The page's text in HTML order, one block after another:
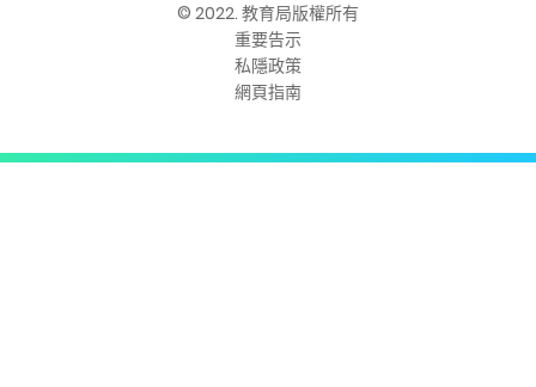
© 2022. 教育局版權所有
重要告示
私隱政策
網頁指南